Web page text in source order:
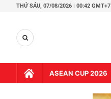
THỨ SÁU, 07/08/2026 | 00:42 GMT+7
ASEAN CUP 2026